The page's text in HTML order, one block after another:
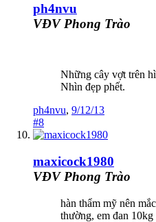
ph4nvu
VĐV Phong Trào
Những cây vợt trên
Nhìn đẹp phết.
ph4nvu, 9/12/13
#8
maxicock1980
VĐV Phong Trào
hàn thẩm mỹ nên
thường, em đan 10kg